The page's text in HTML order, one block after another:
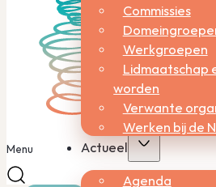
Commissies
Werkgroepen
Lidmaatschap
worden
Verwante
Werken bij de
Actueel
Agenda
Menu